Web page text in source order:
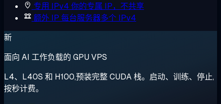
专用 IPv4 你的专属 IP，不共享
额外 IP 每台服务器多个 IPv4
新
面向 AI 工作负载的 GPU VPS
L4、L40S 和 H100,预装完整 CUDA 栈。启动、训练、停止,
按秒计费。